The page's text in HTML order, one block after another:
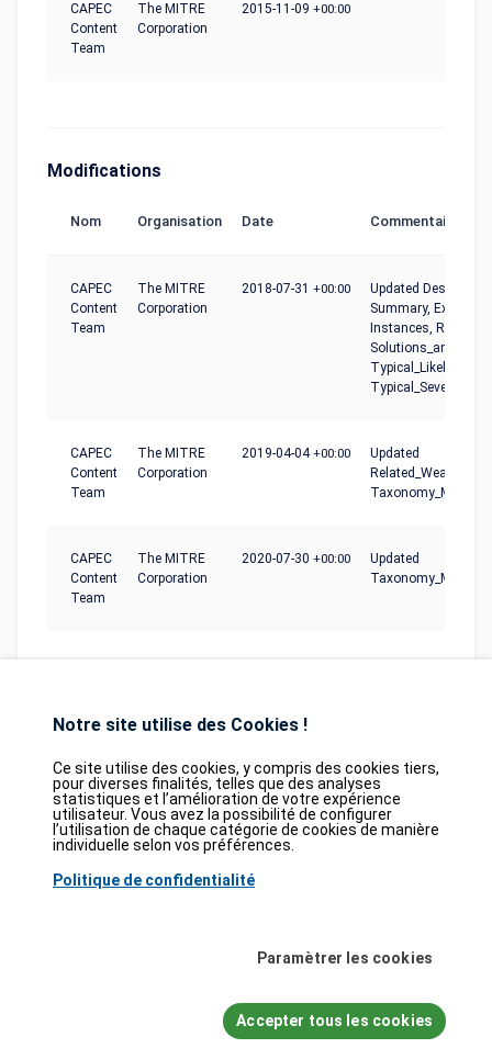
CAPEC
Content
Team
The MITRE
Corporation
2015-11-09 +00:00
Modifications
Nom Organisation Date Commentaire
CAPEC
Content
Team
The MITRE
Corporation
2018-07-31 +00:00
Updated Description
Summary,
Instances,
Typical_Severity
CAPEC
Content
Team
The MITRE
Corporation
2019-04-04+00:00
Updated
CAPEC
Content
Team
The MITRE
Corporation
2020-07-30 +00:00
Updated
tesweb SA
Database
Partners
GDPR Contact Purchase
des vulnérabilités activement exploitées (KEV) provient de laCybersecurity
. Enfin, les données relatives aux faiblesses logicielles
(CWE) et aux schémas d'attaque courants (CAPEC) sont maintenues par
, et les informations sur les configurations logicielles et
Notre site utilise des Cookies !
Ce site utilise des cookies, y compris des cookies tiers,
pour diverses finalités, telles que des analyses
statistiques et l’amélioration de votre expérience
utilisateur. Vous avez la possibilité de configurer
l’utilisation de chaque catégorie de cookies de manière
individuelle selon vos préférences.
Politique de confidentialité
Paramètrer les cookies
Accepter tous les cookies